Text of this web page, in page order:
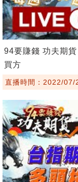
94要賺錢 功夫期
買方
直播時間：2022/